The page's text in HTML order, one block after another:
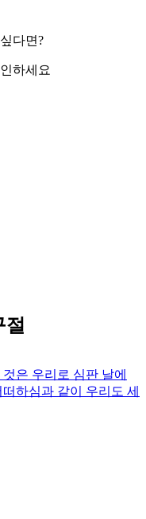
다면?
하세요
은 우리로 심판 날에
하심과 같이 우리도 세